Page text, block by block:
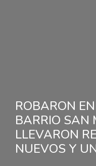
ROBARON
BARRIO SAN
LLEVARON
NUEVOS Y